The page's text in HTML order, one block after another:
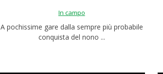
In campo
A pochissime gare dalla sempre più probabile
conquista del nono ...